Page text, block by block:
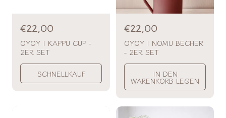
N
o
r
m
a
€22,00
OYOY | KAPPU CUP -
2ER SET
SCHNELLKAUF
N
o
r
m
l
p
€22,00
OYOY | NOMU BECHER
- 2ER SET
IN DEN
WARENKORB LEGEN